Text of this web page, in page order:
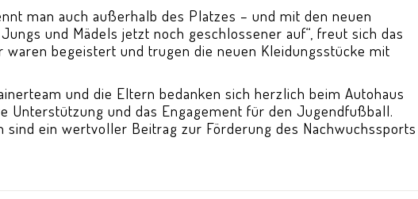
man auch außerhalb des Platzes – und mit den neuen
und Mädels jetzt noch geschlossener auf“, freut sich das
waren begeistert und trugen die neuen Kleidungsstücke mit
und die Eltern bedanken sich herzlich beim Autohaus
Unterstützung und das Engagement für den Jugendfußball.
sind ein wertvoller Beitrag zur Förderung des Nachwuchssports